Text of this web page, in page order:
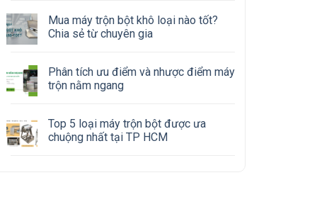
Mua máy trộn bột khô loại nào tốt?
Chia sẻ từ chuyên gia
Phân tích ưu điểm và nhược điểm máy
trộn nằm ngang
Top 5 loại máy trộn bột được ưa
chuộng nhất tại TP HCM